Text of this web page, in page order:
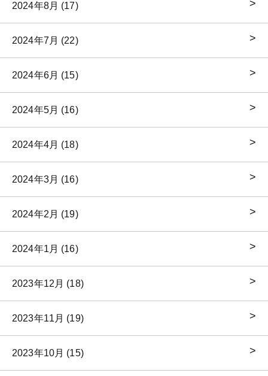
2024年8月 (17)
2024年7月 (22)
2024年6月 (15)
2024年5月 (16)
2024年4月 (18)
2024年3月 (16)
2024年2月 (19)
2024年1月 (16)
2023年12月 (18)
2023年11月 (19)
2023年10月 (15)